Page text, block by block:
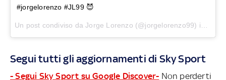
#jorgelorenzo #JL99 😈
Segui tutti gli aggiornamenti di Sky Sport
- Segui Sky Sport su Google Discover- Non perderti